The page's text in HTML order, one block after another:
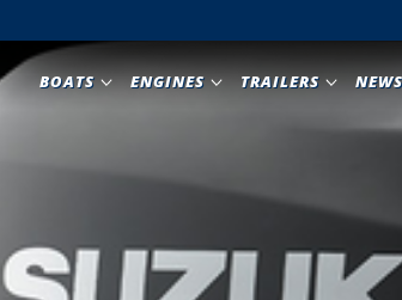
BOATS ENGINES TRAILERS NEWS